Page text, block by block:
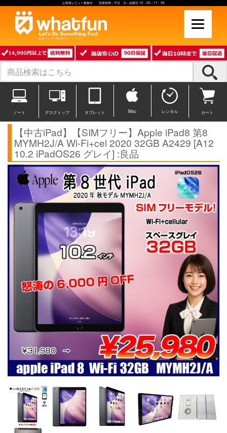
お客様レビュー募集中 営業時間：平日 月～金曜日 10：00～17：30
中古パソコン販売のワットファン
ノート デスクトップ タブレット Mac レンタル カート
【中古iPad】【SIMフリー】Apple iPad8 第8
MYMH2J/A Wi-Fi+cel 2020 32GB A2429 [A12
10.2 iPadOS26 グレイ] :良品